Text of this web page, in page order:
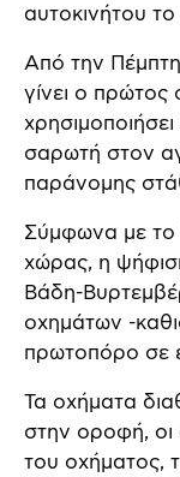
αυτοκινήτου
Από την
γίνει ο
σαρωτή στον
παράνομης
Σύμφωνα με
χώρας, η
Βάδη-
οχημάτων -
πρωτοπόρο σε
Τα οχήματα
στην οροφή, οι
του οχήματος,